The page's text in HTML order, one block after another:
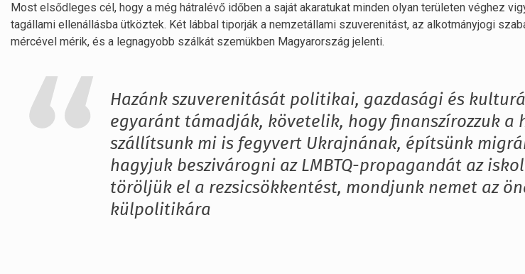
Most elsődleges cél, hogy a még hátralévő időben a saját akaratukat minden olyan területen véghez
tagállami ellenállásba ütköztek. Két lábbal tiporják a nemzetállami szuverenitást, az alkotmányjogi
mércével mérik, és a legnagyobb szálkát szemükben Magyarország jelenti.
Hazánk szuverenitását politikai, gazdasági és
egyaránt támadják, követelik, hogy finanszírozzuk a
szállítsunk mi is fegyvert Ukrajnának, építsünk
hagyjuk beszivárogni az LMBTQ-propagandát az
töröljük el a rezsicsökkentést, mondjunk nemet az
külpolitikára